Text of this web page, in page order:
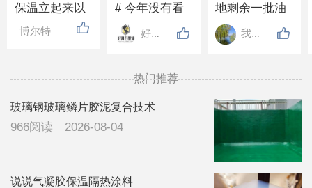
保温立起来以
后，下过大雨
从下边淌水是
看有没有有经
验的领导指导
一下，广东地
博尔特
# 今年没有看
世界杯的吗？
好多年没人发
好邦涂料
地剩余一批油
漆带固化剂，2
吨左右，需要
我心飞翔
热门推荐
玻璃钢玻璃鳞片胶泥复合技术
966阅读 2026-08-04
说说气凝胶保温隔热涂料